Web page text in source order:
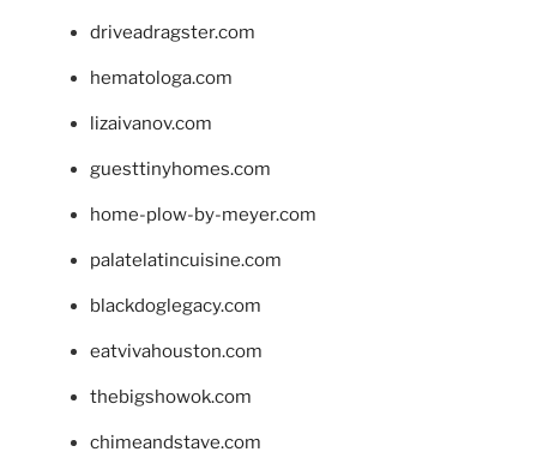
driveadragster.com
hematologa.com
lizaivanov.com
guesttinyhomes.com
home-plow-by-meyer.com
palatelatincuisine.com
blackdoglegacy.com
eatvivahouston.com
thebigshowok.com
chimeandstave.com